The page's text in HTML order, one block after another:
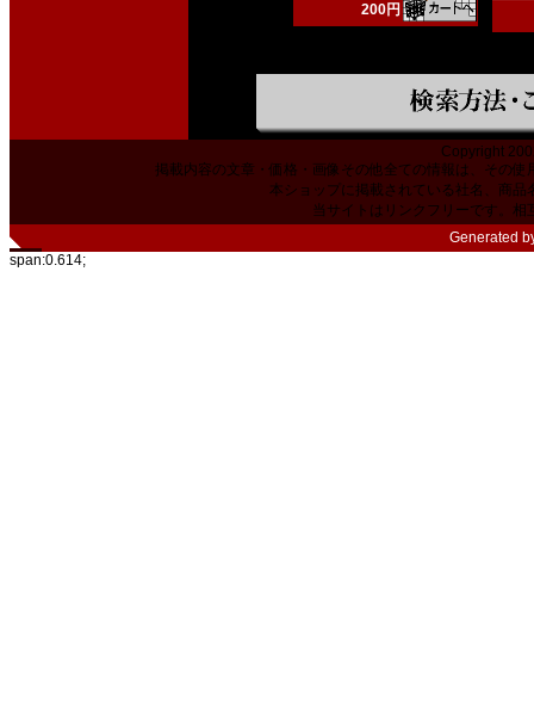
200円
Copyright
掲載内容の文章・価格・画像その他全ての情報は、その
本ショップに掲載されている社名、商
当サイトはリンクフリーです。相
Generated
span:0.614;